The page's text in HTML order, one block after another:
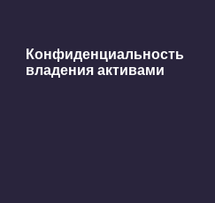
Конфиденциальность
владения активами